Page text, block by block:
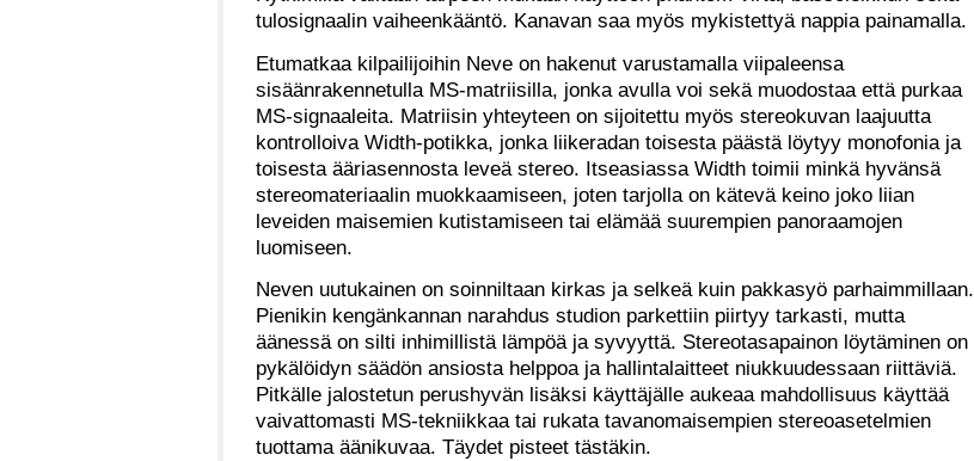
tulosignaalin vaiheenkääntö. Kanavan saa myös mykistettyä nappia painamalla.
Etumatkaa kilpailijoihin Neve on hakenut varustamalla viipaleensa
sisäänrakennetulla MS-matriisilla, jonka avulla voi sekä muodostaa että purkaa
MS-signaaleita. Matriisin yhteyteen on sijoitettu myös stereokuvan laajuutta
kontrolloiva Width-potikka, jonka liikeradan toisesta päästä löytyy monofonia ja
toisesta ääriasennosta leveä stereo. Itseasiassa Width toimii minkä hyvänsä
stereomateriaalin muokkaamiseen, joten tarjolla on kätevä keino joko liian
leveiden maisemien kutistamiseen tai elämää suurempien panoraamojen
luomiseen.
Neven uutukainen on soinniltaan kirkas ja selkeä kuin pakkasyö parhaimmillaan.
Pienikin kengänkannan narahdus studion parkettiin piirtyy tarkasti, mutta
äänessä on silti inhimillistä lämpöä ja syvyyttä. Stereotasapainon löytäminen on
pykälöidyn säädön ansiosta helppoa ja hallintalaitteet niukkuudessaan riittäviä.
Pitkälle jalostetun perushyvän lisäksi käyttäjälle aukeaa mahdollisuus käyttää
vaivattomasti MS-tekniikkaa tai rukata tavanomaisempien stereoasetelmien
tuottama äänikuvaa. Täydet pisteet tästäkin.